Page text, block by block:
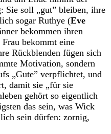
Sie soll „gut” bleiben, ihre
sogar Ruthye (Eve
bekommen ihren
bekommt eine
Rückblenden fügen sich
Motivation, sondern
„Gute” verpflichtet, und
damit sie „für sie
gehört so eigentlich
das sein, was Wick
sein dürfen: zornig,